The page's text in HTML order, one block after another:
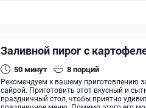
сахар, Разрыхлитель, Масло
Заливной пирог с
50минут 8порций
Рекомендуем к вашему приготовлению
сайрой. Приготовить этот вкусный и
праздничный стол, чтобы приятно